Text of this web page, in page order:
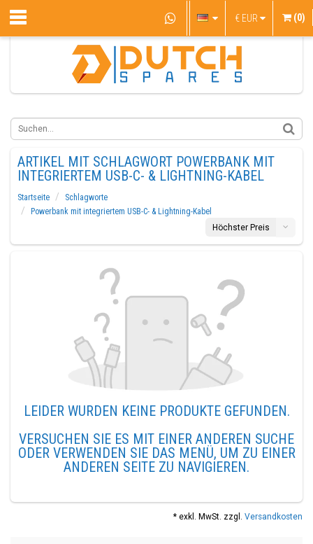
€ EUR (0)
ARTIKEL MIT SCHLAGWORT POWERBANK MIT
INTEGRIERTEM USB-C- & LIGHTNING-KABEL
Startseite
Schlagworte
Powerbank mit integriertem USB-C- & Lightning-Kabel
Höchster Preis
LEIDER WURDEN KEINE PRODUKTE GEFUNDEN.
VERSUCHEN SIE ES MIT EINER ANDEREN SUCHE
ODER VERWENDEN SIE DAS MENÜ, UM ZU EINER
ANDEREN SEITE ZU NAVIGIEREN.
* exkl. MwSt. zzgl. Versandkosten